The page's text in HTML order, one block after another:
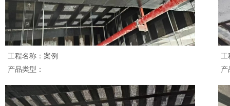
工程名称：案例
产品类型：
工
产